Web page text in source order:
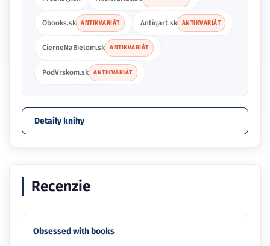
Obooks.sk ANTIKVARIÁT Antiqart.sk ANTIKVARIÁT
CierneNaBielom.sk ANTIKVARIÁT
PodVrskom.sk ANTIKVARIÁT
Detaily knihy
Recenzie
Obsessed with books